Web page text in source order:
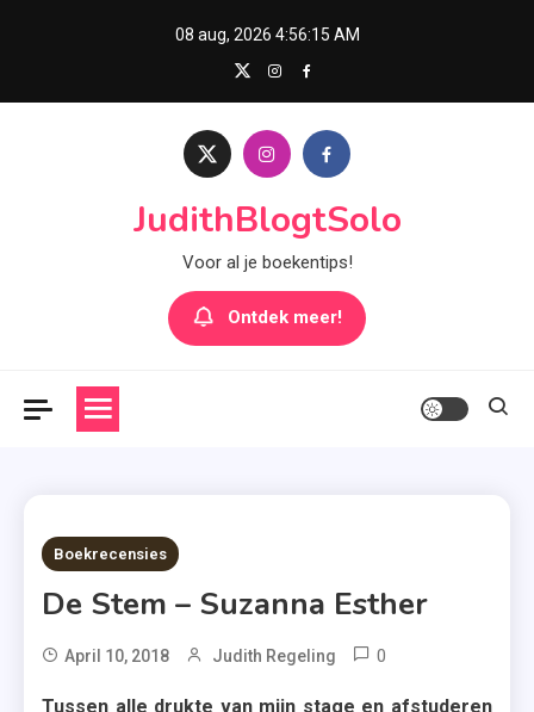
08 aug, 2026 4:56:16 AM
JudithBlogtSolo
Voor al je boekentips!
Ontdek meer!
7 MINS READ
Boekrecensies
De Stem – Suzanna Esther
April 10, 2018 Judith Regeling 0
Tussen alle drukte van mijn stage en afstuderen